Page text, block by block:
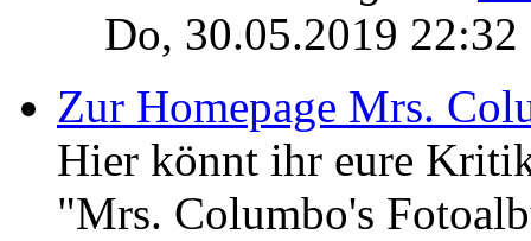
Do, 30.05.2019 22:32
Zur Homepage Mrs.
Hier könnt ihr eure
"Mrs. Columbo's